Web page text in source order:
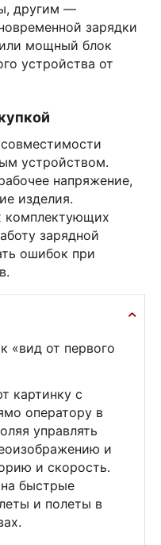
другим —
зарядки
мощный блок
устройства от
устройством.
напряжение,
изделия.
комплектующих
зарядной
ошибок при
«вид от первого
картинку с
оператору в
управлять
и
и скорость.
быстрые
и полеты в